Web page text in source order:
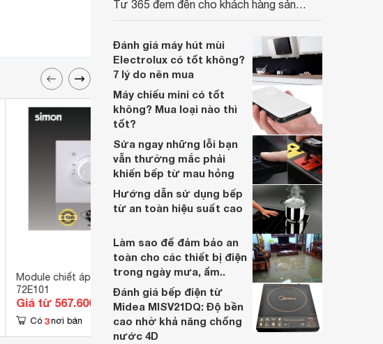
Module chiết áp đèn Simon
72E101
Giá từ 567.600 đ
Có 3 nơi bán
Thiết bị khởi động từ
Contactor Hager Model
EW040_C
Giá từ 450.000 đ
Có 3 nơi bán
Tư 365 đem đến cho khách hàng sản
nhiều năm, nhân viên tư vấn chuyên
nghiệp, đội ngũ kỹ thuật có tay nghề cao,
vattu365.com đang là lựa chọn hàng đầu
của nhiều người hiện nay.
Đánh giá máy hút mùi
Electrolux có tốt không?
7 lý do nên mua
Máy chiếu mini có tốt
không? Mua loại nào thì
tốt?
Sửa ngay những lỗi bạn
vẫn thường mắc phải
khiến bếp từ mau hỏng
Hướng dẫn sử dụng bếp
từ an toàn hiệu suất cao
Làm sao để đảm bảo an
toàn cho các thiết bị điện
trong ngày mưa, ẩm..
Đánh giá bếp điện từ
Midea MISV21DQ: Độ bền
cao nhờ khả năng chống
nước 4D